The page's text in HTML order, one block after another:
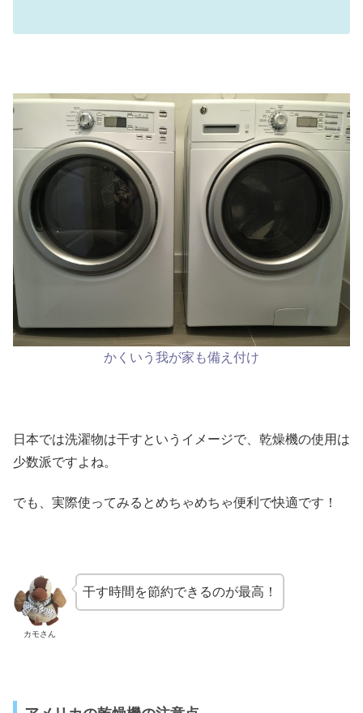
かくいう我が家も備え付け
日本では洗濯物は干すというイメージで、乾燥機の使用は
少数派ですよね。
でも、実際使ってみるとめちゃめちゃ便利で快適です！
カモさん
干す時間を節約できるのが最高！